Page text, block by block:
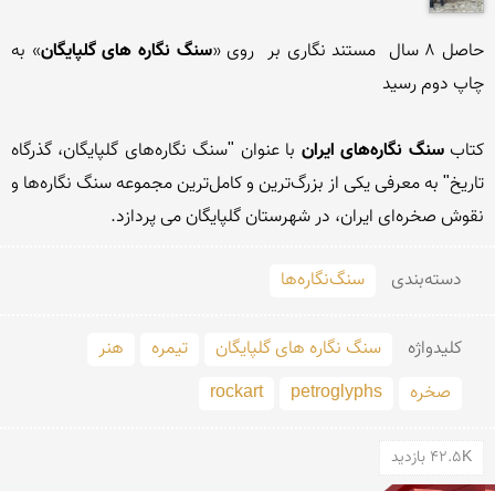
حاصل ۸ سال  مستند نگاری بر  روی « سنگ نگاره های گلپایگان
کتاب سنگ نگاره‌های ایران
نقوش صخره‌ای ایران، در شهرستان گلپایگان می پردازد.
دسته‌بندی سنگ‌نگاره‌ها
کلید‌واژه سنگ نگاره های گلپایگان تیمره
هنر
صخره
petroglyphs
rockart
42.5K بازدید